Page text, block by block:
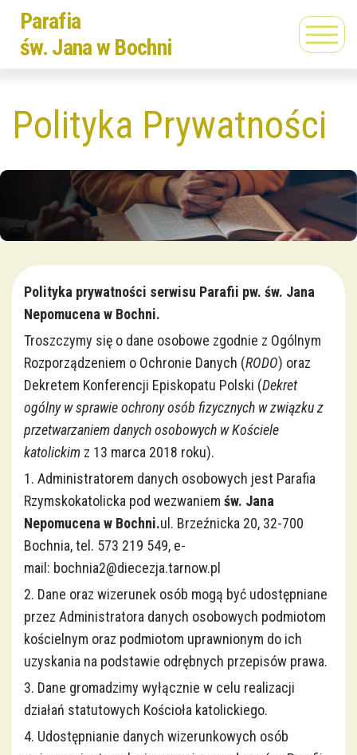
Parafia
św. Jana w Bochni
Patron
Kaplica na Murowiance
Nabożeństwa
Duszpasterze
Księża rodacy i siostry zakonne
Caritas
Dziewczęca Służba Maryjna
Katolickie Stowarzyszenie Młodzieży
Scholka Dziecięca
Domowy Kościół
Krucjata Wyzwolenia Człowieka
Róże Różańcowe
Crucis Splendor
Zakon Rycerzy Jana Pawła II
Chór Parafialny
Duchowa Adopcja Dziecka Poczętego
Apostolat Margaretka
Rada Parafialna
Nadzwyczajni Szafarze Komunii św.
Polityka Prywatności
Polityka prywatności serwisu Parafii pw. św. Jana
Nepomucena w Bochni.
Troszczymy się o dane osobowe zgodnie z Ogólnym
Rozporządzeniem o Ochronie Danych (RODO) oraz
Dekretem Konferencji Episkopatu Polski (Dekret
ogólny w sprawie ochrony osób fizycznych w związku z
przetwarzaniem danych osobowych w Kościele
katolickim z 13 marca 2018 roku).
1. Administratorem danych osobowych jest Parafia
Rzymskokatolicka pod wezwaniem św. Jana
Nepomucena w Bochni.ul. Brzeźnicka 20, 32-700
Bochnia, tel. 573 219 549, e-
mail: bochnia2@diecezja.tarnow.pl
2. Dane oraz wizerunek osób mogą być udostępniane
przez Administratora danych osobowych podmiotom
kościelnym oraz podmiotom uprawnionym do ich
uzyskania na podstawie odrębnych przepisów prawa.
3. Dane gromadzimy wyłącznie w celu realizacji
działań statutowych Kościoła katolickiego.
4. Udostępnianie danych wizerunkowych osób